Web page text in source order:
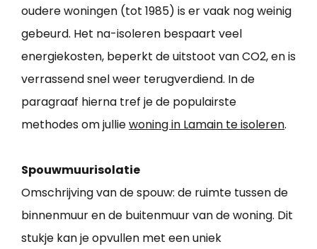
oudere woningen (tot 1985) is er vaak nog weinig
gebeurd. Het na-isoleren bespaart veel
energiekosten, beperkt de uitstoot van CO2, en is
verrassend snel weer terugverdiend. In de
paragraaf hierna tref je de populairste
methodes om julliewoning in Lamain te isoleren.
Spouwmuurisolatie
Omschrijving van de spouw: de ruimte tussen de
binnenmuur en de buitenmuur van de woning. Dit
stukje kan je opvullen met een uniek